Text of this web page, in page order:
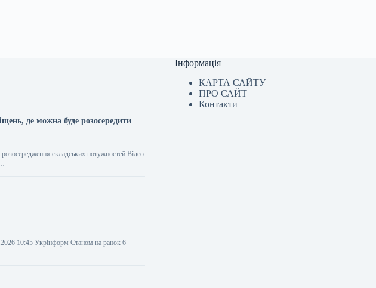
де можна буде розосередити
складських потужностей Відео
10:45 Укрінформ Станом на ранок 6
Інформація
КАРТА САЙТУ
ПРО САЙТ
Контакти